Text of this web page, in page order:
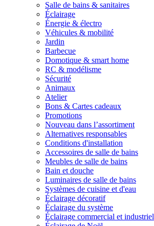
Salle de bains & sanitaires
Éclairage
Énergie & électro
Véhicules & mobilité
Jardin
Barbecue
Domotique & smart home
RC & modélisme
Sécurité
Animaux
Atelier
Bons & Cartes cadeaux
Promotions
Nouveau dans l’assortiment
Alternatives responsables
Conditions d'installation
Accessoires de salle de bains
Meubles de salle de bains
Bain et douche
Luminaires de salle de bains
Systèmes de cuisine et d'eau
Éclairage décoratif
Éclairage du système
Éclairage commercial et industriel